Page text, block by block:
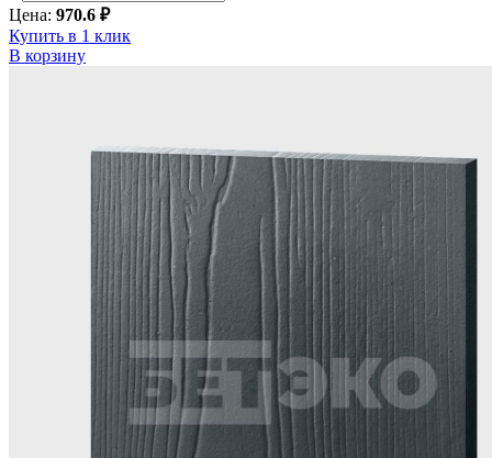
Цена: 970.6 ₽
Купить в 1 клик
В корзину